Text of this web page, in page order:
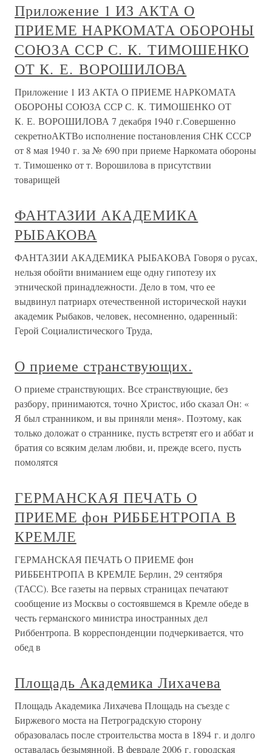
Приложение 1 ИЗ АКТА О
ПРИЕМЕ НАРКОМАТА ОБОРОНЫ
СОЮЗА ССР С. К. ТИМОШЕНКО
ОТ К. Е. ВОРОШИЛОВА
Приложение 1 ИЗ АКТА О ПРИЕМЕ НАРКОМАТА
ОБОРОНЫ СОЮЗА ССР С. К. ТИМОШЕНКО ОТ
К. Е. ВОРОШИЛОВА 7 декабря 1940 г.Совершенно
секретноАКТВо исполнение постановления СНК СССР
от 8 мая 1940 г. за № 690 при приеме Наркомата обороны
т. Тимошенко от т. Ворошилова в присутствии
товарищей
ФАНТАЗИИ АКАДЕМИКА
РЫБАКОВА
ФАНТАЗИИ АКАДЕМИКА РЫБАКОВА Говоря о русах,
нельзя обойти вниманием еще одну гипотезу их
этнической принадлежности. Дело в том, что ее
выдвинул патриарх отечественной исторической науки
академик Рыбаков, человек, несомненно, одаренный:
Герой Социалистического Труда,
О приеме странствующих.
О приеме странствующих. Все странствующие, без
разбору, принимаются, точно Христос, ибо сказал Он: «
Я был странником, и вы приняли меня». Поэтому, как
только доложат о страннике, пусть встретят его и аббат и
братия со всяким делам любви, и, прежде всего, пусть
помолятся
ГЕРМАНСКАЯ ПЕЧАТЬ О
ПРИЕМЕ фон РИББЕНТРОПА В
КРЕМЛЕ
ГЕРМАНСКАЯ ПЕЧАТЬ О ПРИЕМЕ фон
РИББЕНТРОПА В КРЕМЛЕ Берлин, 29 сентября
(ТАСС). Все газеты на первых страницах печатают
сообщение из Москвы о состоявшемся в Кремле обеде в
честь германского министра иностранных дел
Риббентропа. В корреспонденции подчеркивается, что
обед в
Площадь Академика Лихачева
Площадь Академика Лихачева Площадь на съезде с
Биржевого моста на Петроградскую сторону
образовалась после строительства моста в 1894 г. и долго
оставалась безымянной. В феврале 2006 г. городская